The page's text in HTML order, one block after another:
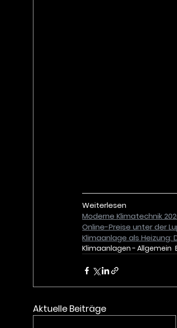
Weiterlesen
Moderne Klimatechnik
Online-Preise unter der
Klimaanlage als Heizung:
Klimaanlagen - Allgemein
Aktuelle Beiträge